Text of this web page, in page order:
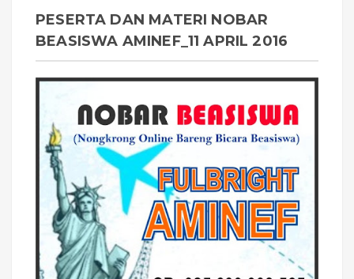
PESERTA DAN MATERI NOBAR
BEASISWA AMINEF_11 APRIL 2016